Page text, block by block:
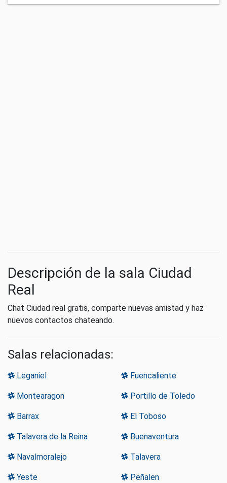
Descripción de la sala Ciudad
Real
Chat Ciudad real gratis, comparte nuevas amistad y haz
nuevos contactos chateando.
Salas relacionadas:
Leganiel Fuencaliente
Montearagon Portillo de Toledo
Barrax El Toboso
Talavera de la Reina Buenaventura
Navalmoralejo Talavera
Yeste Peñalen